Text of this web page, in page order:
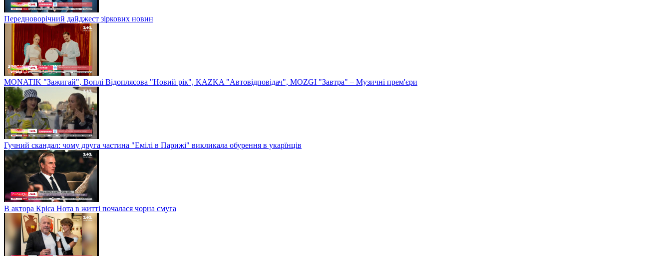
Передноворічний дайджест зіркових новин
MONATIK "Зажигай", Воплі Відоплясова "Новий рік", KAZKA "Автовідповідач", MOZGI "Завтра" – Музичні прем'єри
Гучний скандал: чому друга частина "Емілі в Парижі" викликала обурення в укарїнців
В актора Кріса Нота в житті почалася чорна смуга